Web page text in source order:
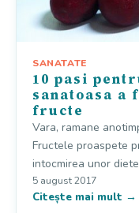
SANATATE
10 pasi
sanatoasa a
fructe
Vara, ramane
Fructele proaspete
intocmirea unor
5 august 2017
Citește mai mult →